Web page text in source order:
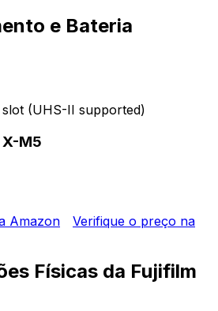
e Bateria
slot (UHS-II supported)
M5
Amazon
Verifique o preço na
Físicas da Fujifilm